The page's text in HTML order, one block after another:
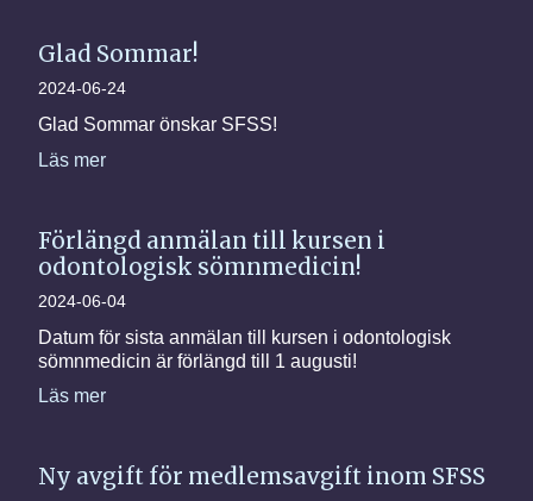
Glad Sommar!
2024-06-24
Glad Sommar önskar SFSS!
Läs mer
Förlängd anmälan till kursen i
odontologisk sömnmedicin!
2024-06-04
Datum för sista anmälan till kursen i odontologisk
sömnmedicin är förlängd till 1 augusti!
Läs mer
Ny avgift för medlemsavgift inom SFSS